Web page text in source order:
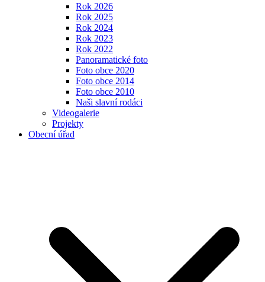
Rok 2026
Rok 2025
Rok 2024
Rok 2023
Rok 2022
Panoramatické foto
Foto obce 2020
Foto obce 2014
Foto obce 2010
Naši slavní rodáci
Videogalerie
Projekty
Obecní úřad